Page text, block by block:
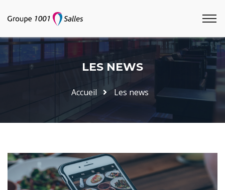
LES NEWS
Accueil Les news